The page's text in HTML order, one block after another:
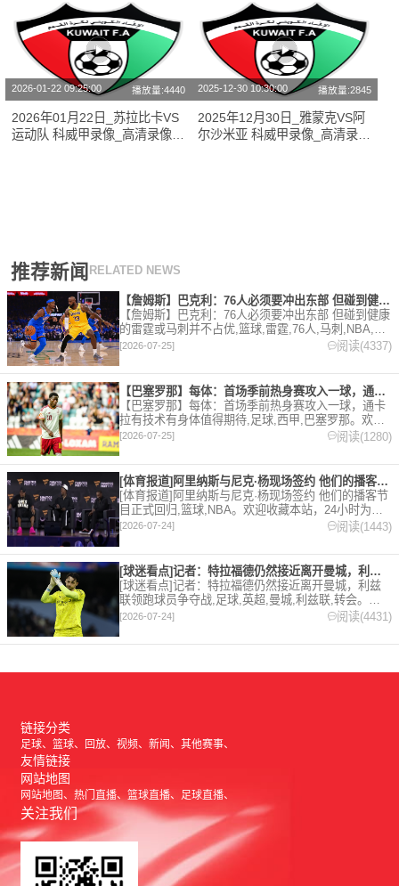
【全场回放】
2026-01-22 09:25:00 播放量:4440
2026年01月22日_苏拉比卡VS
运动队 科威甲录像_高清录像
2025-12-30 10:30:00 播放量:2845
2025年12月30日_雅蒙克VS阿
尔沙米亚 科威甲录像_高清录像
推荐新闻 RELATED NEWS
【詹姆斯】巴克利：76人必须要冲出东部 但碰到健康的雷霆或马
【詹姆斯】巴克利：76人必须要冲出东部 但碰到健康
的雷霆或马刺并不占优,篮球,雷霆,76人,马刺,NBA,詹
姆斯。欢迎收藏本站，24小时为你更新最新的足球，
篮球体育资讯。
[2026-07-25] 阅读(4337)
【巴塞罗那】每体：首场季前热身赛攻入一球，通卡拉有技术有身体
【巴塞罗那】每体：首场季前热身赛攻入一球，通卡
拉有技术有身体值得期待,足球,西甲,巴塞罗那。欢迎
收藏本站，24小时为你更新最新的足球，篮球体育资
讯。
[2026-07-25] 阅读(1280)
[体育报道]阿里纳斯与尼克·杨现场签约 他们的播客节目正式回
[体育报道]阿里纳斯与尼克·杨现场签约 他们的播客节
目正式回归,篮球,NBA。欢迎收藏本站，24小时为你
更新最新的足球，篮球体育资讯。
[2026-07-24] 阅读(1443)
[球迷看点]记者：特拉福德仍然接近离开曼城，利兹联领跑球员争
[球迷看点]记者：特拉福德仍然接近离开曼城，利兹
联领跑球员争夺战,足球,英超,曼城,利兹联,转会。欢
迎收藏本站，24小时为你更新最新的足球，篮球体育
资讯。
[2026-07-24] 阅读(4431)
链接分类
足球 篮球 回放 视频 新闻 其他赛事
友情链接
网站地图
网站地图 热门直播 篮球直播 足球直播
关注我们